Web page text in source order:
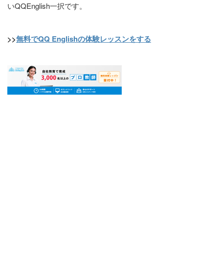
いQQEnglish一択です。
>>無料でQQ Englishの体験レッスンをする